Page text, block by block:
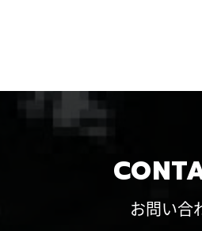
お問い合